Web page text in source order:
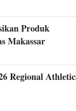
Produk
Makassar
Regional